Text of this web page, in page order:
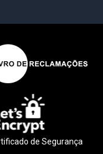
de Segurança